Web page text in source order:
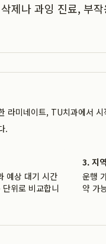
제나 과잉 진료, 부
라미네이트, TU치과에서
.
예상 대기 시간
위로 비교합니
3. 지역
운행
약 가